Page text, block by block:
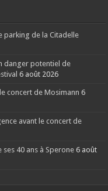
parking de la Citadelle
danger potentiel de
6 août 2026
concert de Mosimann 6
avant le concert de
40 ans à Sperone 6 août